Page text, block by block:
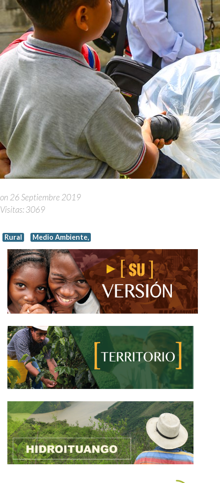
on 26 Septiembre 2019
Visitas: 3069
Rural Medio Ambiente,